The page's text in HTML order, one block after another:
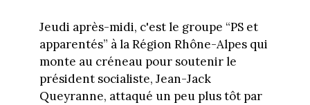
Jeudi après-midi, c'est le groupe “PS et
apparentés” à la Région Rhône-Alpes qui
monte au créneau pour soutenir le
président socialiste, Jean-Jack
Queyranne, attaqué un peu plus tôt par